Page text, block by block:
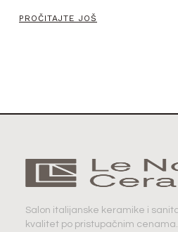
PROČITAJTE JOŠ
Salon italijanske keramike i
kvalitet po pristupačnim cenama.